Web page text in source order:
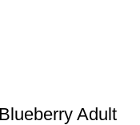
Adult